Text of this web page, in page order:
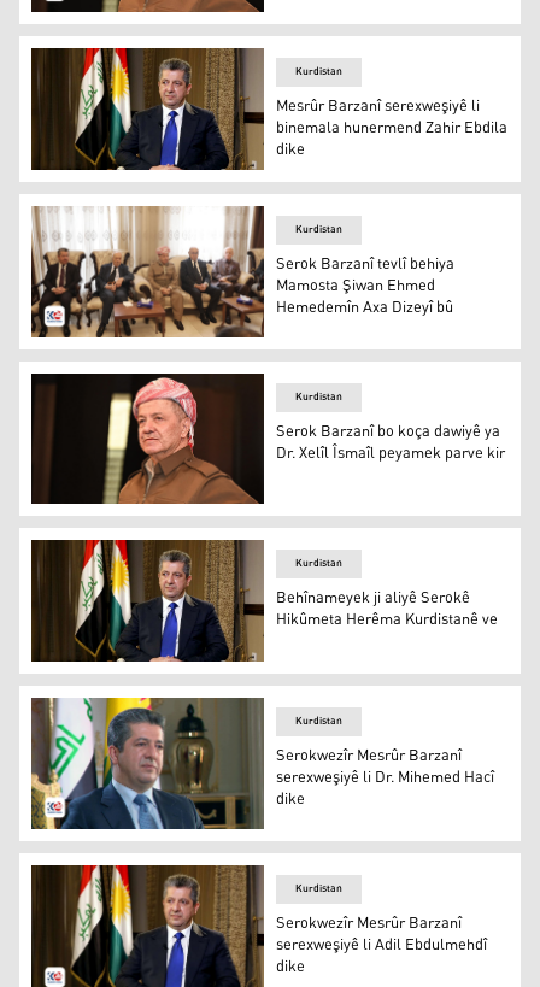
Serok Barzanî
Mesrûr Barzanî
Kurdistan
Mesrûr Barzanî serexweşiyê li
binemala hunermend Zahir Ebdila
dike
Serok Barzanî tevlî behiya Mamosta Şiwan Ehmed
Kurdistan
Serok Barzanî tevlî behiya
Mamosta Şiwan Ehmed
Hemedemîn Axa Dizeyî bû
Serok Barzanî
Kurdistan
Serok Barzanî bo koça dawiyê ya
Dr. Xelîl Îsmaîl peyamek parve kir
Mesrûr Barzanî
Kurdistan
Behînameyek ji aliyê Serokê
Hikûmeta Herêma Kurdistanê ve
Mesrûr Barzanî
Kurdistan
Serokwezîr Mesrûr Barzanî
serexweşiyê li Dr. Mihemed Hacî
dike
Kurdistan
Serokwezîr Mesrûr Barzanî
serexweşiyê li Adil Ebdulmehdî
dike